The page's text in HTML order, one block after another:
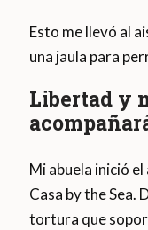
Esto me llevó al
una jaula para
Libertad y
Mi abuela inició
Casa by the Sea.
tortura que